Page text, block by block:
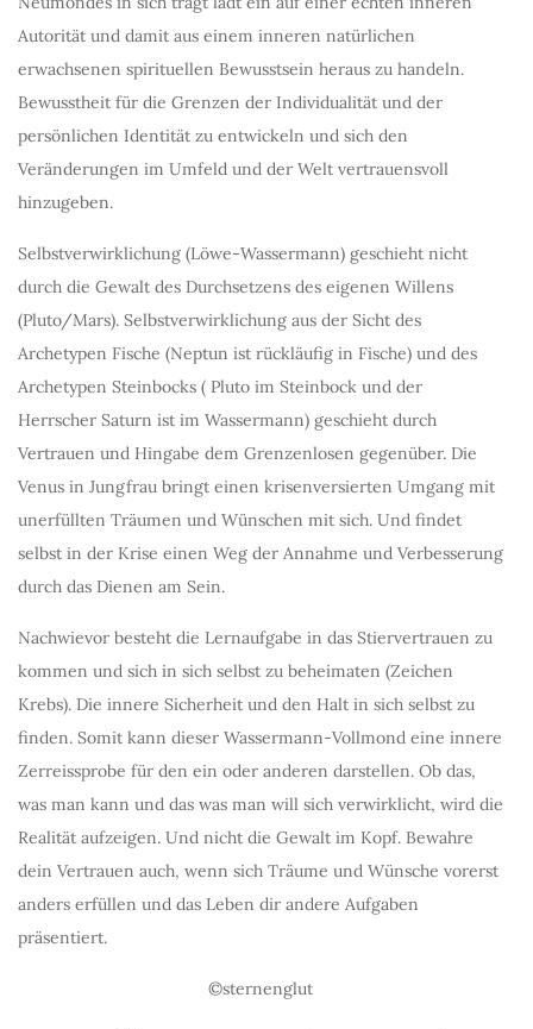
Autorität und damit aus einem inneren natürlichen
erwachsenen spirituellen Bewusstsein heraus zu handeln.
Bewusstheit für die Grenzen der Individualität und der
persönlichen Identität zu entwickeln und sich den
Veränderungen im Umfeld und der Welt vertrauensvoll
hinzugeben.
Selbstverwirklichung (Löwe-Wassermann) geschieht nicht
durch die Gewalt des Durchsetzens des eigenen Willens
(Pluto/Mars). Selbstverwirklichung aus der Sicht des
Archetypen Fische (Neptun ist rückläufig in Fische) und des
Archetypen Steinbocks ( Pluto im Steinbock und der
Herrscher Saturn ist im Wassermann) geschieht durch
Vertrauen und Hingabe dem Grenzenlosen gegenüber. Die
Venus in Jungfrau bringt einen krisenversierten Umgang mit
unerfüllten Träumen und Wünschen mit sich. Und findet
selbst in der Krise einen Weg der Annahme und Verbesserung
durch das Dienen am Sein.
Nachwievor besteht die Lernaufgabe in das Stiervertrauen zu
kommen und sich in sich selbst zu beheimaten (Zeichen
Krebs). Die innere Sicherheit und den Halt in sich selbst zu
finden. Somit kann dieser Wassermann-Vollmond eine innere
Zerreissprobe für den ein oder anderen darstellen. Ob das,
was man kann und das was man will sich verwirklicht, wird die
Realität aufzeigen. Und nicht die Gewalt im Kopf. Bewahre
dein Vertrauen auch, wenn sich Träume und Wünsche vorerst
anders erfüllen und das Leben dir andere Aufgaben
präsentiert.
©sternenglut